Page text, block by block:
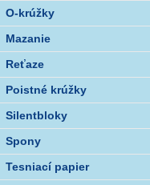
O-krúžky
Mazanie
Reťaze
Poistné krúžky
Silentbloky
Spony
Tesniací papier